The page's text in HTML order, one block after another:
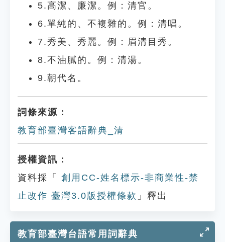
5.高潔、廉潔。例：清官。
6.單純的、不複雜的。例：清唱。
7.秀美、秀麗。例：眉清目秀。
8.不油膩的。例：清湯。
9.朝代名。
詞條來源：
教育部臺灣客語辭典_清
授權資訊：
資料採「
創用CC-姓名標示-非商業性-禁
止改作 臺灣3.0版授權條款 」釋出
教育部臺灣台語常用詞辭典